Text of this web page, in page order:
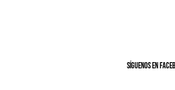
SíGUENOS EN